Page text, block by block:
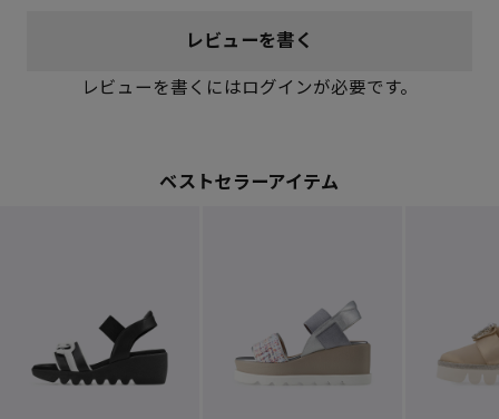
レビューを書く
レビューを書くにはログインが必要です。
ベストセラーアイテム